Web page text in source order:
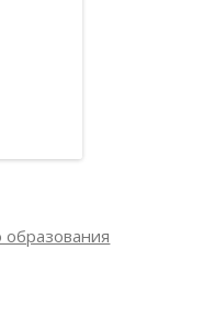
образования